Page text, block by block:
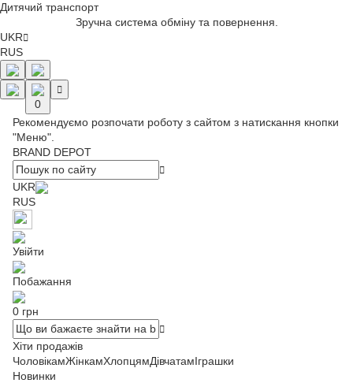
Дитячий транспорт
Оформити замовлення просто і безпечно.
UKR
RUS
0
Рекомендуємо розпочати роботу з сайтом з натискання кнопки
"Меню".
BRAND DEPOT
UKR
RUS
Увійти
Побажання
0 грн
Хіти продажів
ЧоловікамЖінкамХлопцямДівчатамІграшки
Новинки